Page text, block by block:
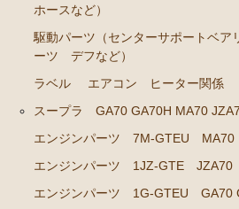
ト ホース など）
クラッチパーツ（マスターシ
ーズシリンダー オーバーホー
ステアリングパーツ（ピットマ
アーム タイロッドエンド など
足回りパーツ（アッパーマウ
ルジョイント ブッシュ類 など
燃料パーツ（ポンプ フィル
ホースなど）
駆動パーツ（センターサポートベ
ーツ デフなど）
ラベル
エアコン ヒーター関係
スープラ GA70 GA70H MA70
エンジンパーツ 7M-GTEU MA70
エンジンパーツ 1JZ-GTE JZA70
エンジンパーツ 1G-GTEU GA70